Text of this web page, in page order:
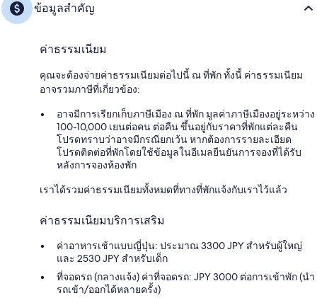
ข้อมูลสำคัญ
ค่าธรรมเนียม
คุณจะต้องจ่ายค่าธรรมเนียมต่อไปนี้ ณ ที่พัก ทั้งนี้ ค่าธรรมเนียม
อาจรวมภาษีที่เกี่ยวข้อง:
อาจมีการเรียกเก็บภาษีเมือง ณ ที่พัก มูลค่าภาษีเมืองอยู่ระหว่าง
100-10,000 เยนต่อคน ต่อคืน ขึ้นอยู่กับราคาที่พักแต่ละคืน
โปรดทราบว่าอาจมีกรณียกเว้น หากต้องการรายละเอียด
โปรดติดต่อที่พักโดยใช้ข้อมูลในอีเมลยืนยันการจองที่ได้รับ
หลังการจองห้องพัก
เราได้รวมค่าธรรมเนียมทั้งหมดที่ทางที่พักแจ้งกับเราไว้แล้ว
ค่าธรรมเนียมบริการเสริม
ค่าอาหารเช้าแบบญี่ปุ่น: ประมาณ 3300 JPY สำหรับผู้ใหญ่
และ 2530 JPY สำหรับเด็ก
ที่จอดรถ (กลางแจ้ง) ค่าที่จอดรถ: JPY 3000 ต่อการเข้าพัก (นำ
รถเข้า/ออกได้หลายครั้ง)